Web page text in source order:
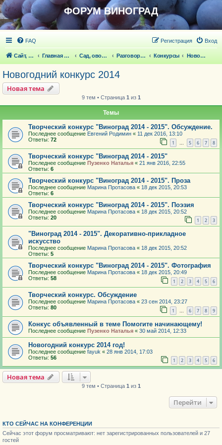
ФОРУМ ВИНОГРАД
FAQ Вход
Регистрация
Сайт, статьи Главная страница Сад, овощи, ягодники, цветы, беседка Разговоры обо всем что волнует Конкурсы Новогодний конкурс 2014
Новогодний конкурс 2014
Новая тема
9 тем • Страница 1 из 1
Темы
Творческий конкурс "Виноград 2014 - 2015". Обсуждение.
Последнее сообщение Евгений Родимин « 11 дек 2016, 13:10
Ответы: 72 1 … 5 6 7 8
Творческий конкурс "Виноград 2014 - 2015"
Последнее сообщение Пузенко Наталья « 21 янв 2016, 22:55
Ответы: 6
Творческий конкурс "Виноград 2014 - 2015". Проза
Последнее сообщение Марина Протасова « 18 дек 2015, 20:53
Ответы: 6
Творческий конкурс "Виноград 2014 - 2015". Поэзия
Последнее сообщение Марина Протасова « 18 дек 2015, 20:52
Ответы: 20 1 2 3
"Виноград 2014 - 2015". Декоративно-прикладное
искусство
Последнее сообщение Марина Протасова « 18 дек 2015, 20:52
Ответы: 5
Творческий конкурс "Виноград 2014 - 2015". Фотография
Последнее сообщение Марина Протасова « 18 дек 2015, 20:49
Ответы: 58 1 2 3 4 5 6
Творческий конкурс. Обсуждение
Последнее сообщение Марина Протасова « 23 сен 2014, 23:27
Ответы: 80 1 … 6 7 8 9
Конкус объявленный в теме Помогите начинающему!
Последнее сообщение Пузенко Наталья « 30 май 2014, 12:33
Новогодний конкурс 2014 год!
Последнее сообщение fayuk « 28 янв 2014, 17:03
Ответы: 56 1 2 3 4 5 6
Новая тема
9 тем • Страница 1 из 1
Перейти
КТО СЕЙЧАС НА КОНФЕРЕНЦИИ
Сейчас этот форум просматривают: нет зарегистрированных пользователей и 27
гостей